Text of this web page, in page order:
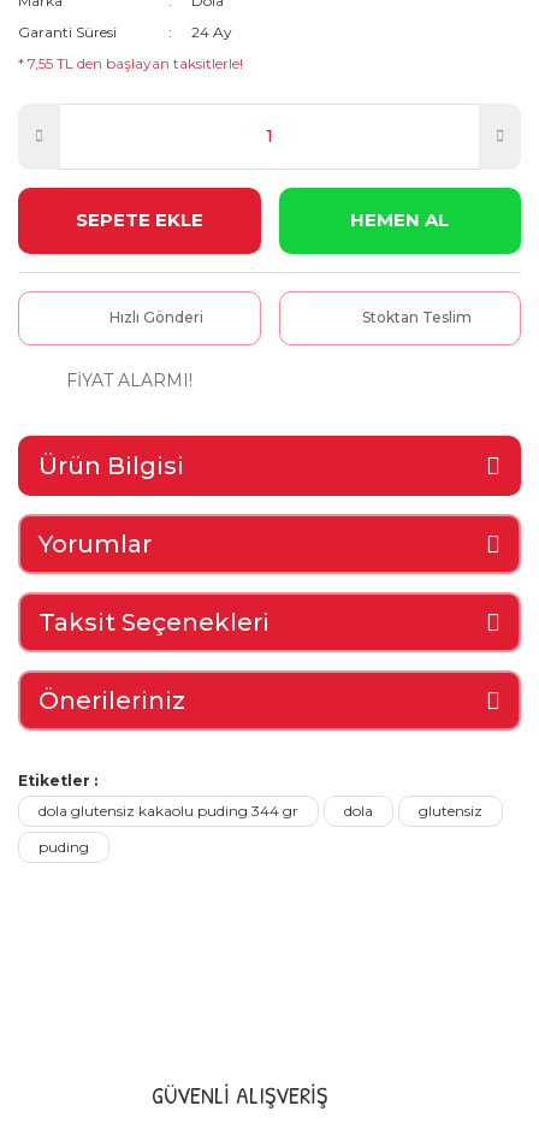
Garanti Süresi
24 Ay
* 7,55 TL den başlayan taksitlerle!
SEPETE EKLE HEMEN AL
Hızlı Gönderi Stoktan Teslim
FİYAT ALARMI!
Ürün Bilgisi
Yorumlar
Taksit Seçenekleri
Önerileriniz
Etiketler :
dola glutensiz kakaolu puding 344 gr
dola
glutensiz
puding
GÜVENLİ ALIŞVERİŞ